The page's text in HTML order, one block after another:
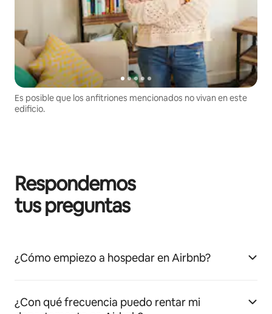
Es posible que los anfitriones mencionados no vivan en este
edificio.
Respondemos
tus preguntas
¿Cómo empiezo a hospedar en Airbnb?
¿Con qué frecuencia puedo rentar mi